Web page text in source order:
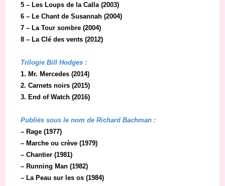
5 – Les Loups de la Calla (2003)
6 – Le Chant de Susannah (2004)
7 – La Tour sombre (2004)
8 – La Clé des vents (2012)
Trilogie Bill Hodges :
1. Mr. Mercedes (2014)
2. Carnets noirs (2015)
3. End of Watch (2016)
Publiés sous le nom de Richard Bachman :
– Rage (1977)
– Marche ou crève (1979)
– Chantier (1981)
– Running Man (1982)
– La Peau sur les os (1984)